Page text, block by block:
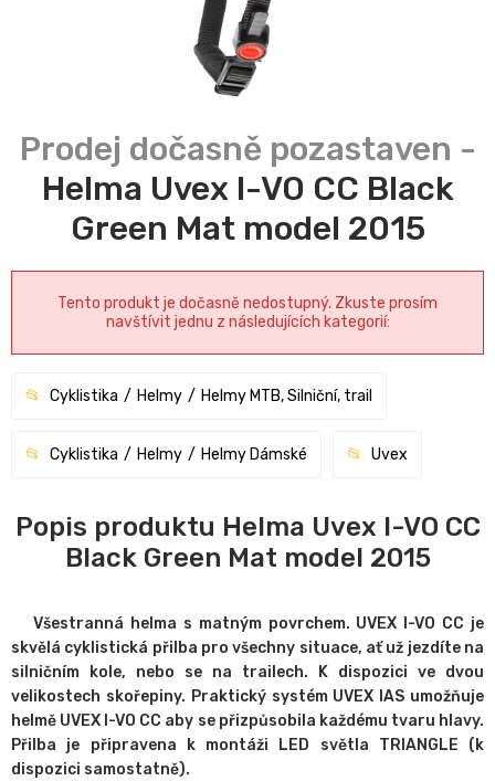
Helma Uvex I-VO CC Black
Green Mat model 2015
Tento produkt je dočasně nedostupný. Zkuste prosím
navštívit jednu z následujících kategorií:
Cyklistika Helmy Helmy MTB, Silniční, trail
Cyklistika Helmy Helmy Dámské Uvex
Popis produktu Helma Uvex I-VO CC
Black Green Mat model 2015
Všestranná helma s matným povrchem. UVEX I-VO CC je
skvělá cyklistická přilba pro všechny situace, ať už jezdíte na
silničním kole, nebo se na trailech. K dispozici ve dvou
velikostech skořepiny. Praktický systém UVEX IAS umožňuje
helmě UVEX I-VO CC aby se přizpůsobila každému tvaru hlavy.
Přilba je připravena k montáži LED světla TRIANGLE (k
dispozici samostatně).